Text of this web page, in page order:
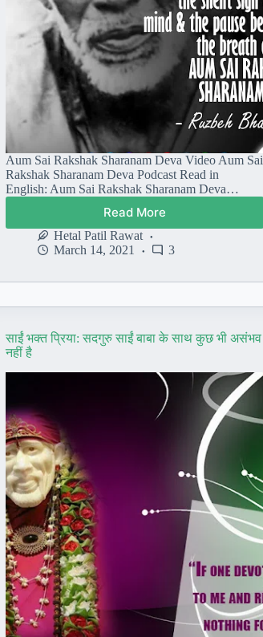
Aum Sai Rakshak Sharanam Deva Video Aum Sai
Rakshak Sharanam Deva Podcast Read in
English: Aum Sai Rakshak Sharanam Deva…
Read More
ओम्
साईं
रक्षक
देवा
शक्तिशाली
बाबा
Hetal Patil Rawat
March 14, 2021
3
साईं भक्त प्रिया: सदगुरु साईं बाबा के साथ कुछ भी असंभव
नहीं है